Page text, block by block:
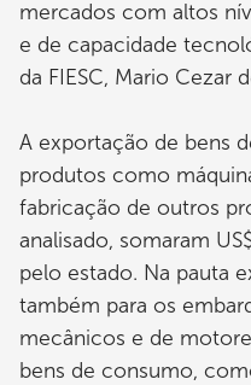
mercados com altos
e de capacidade
da FIESC, Mario Cezar
A exportação de bens
produtos como
fabricação de outros
analisado, somaram
pelo estado. Na pauta
também para os
mecânicos e de
bens de consumo,